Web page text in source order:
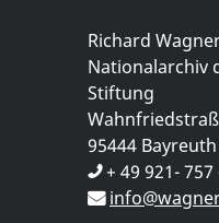
Richard
Nationalarchiv
Stiftung
95444 Bayreuth
+ 49 921- 757